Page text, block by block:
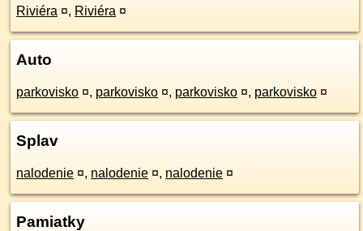
Riviéra ¤, Riviéra ¤
Auto
parkovisko ¤, parkovisko ¤, parkovisko ¤, parkovisko ¤
Splav
nalodenie ¤, nalodenie ¤, nalodenie ¤
Pamiatky